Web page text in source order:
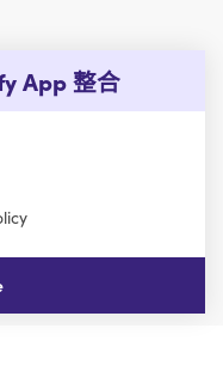
App 整合